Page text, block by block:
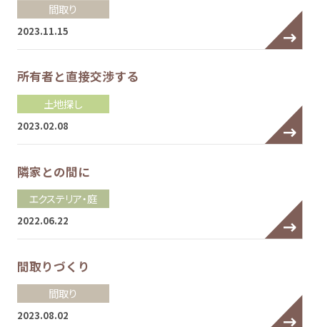
間取り
2023.11.15
所有者と直接交渉する
土地探し
2023.02.08
隣家との間に
エクステリア・庭
2022.06.22
間取りづくり
間取り
2023.08.02